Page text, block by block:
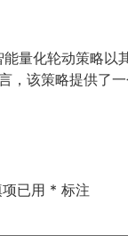
量化轮动策略以
，该策略提供了
已用 * 标注